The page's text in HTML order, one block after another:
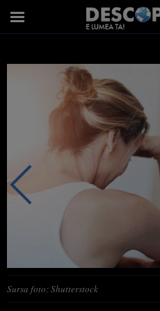
Sursa foto: Shutterstock